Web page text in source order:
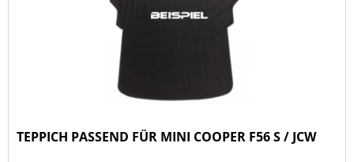
TEPPICH PASSEND FÜR MINI COOPER F56 S / JCW